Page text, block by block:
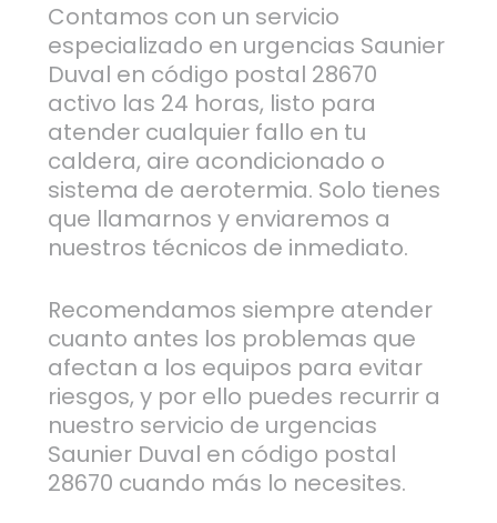
Contamos con un servicio
especializado en urgencias Saunier
Duval en código postal 28670
activo las 24 horas, listo para
atender cualquier fallo en tu
caldera, aire acondicionado o
sistema de aerotermia. Solo tienes
que llamarnos y enviaremos a
nuestros técnicos de inmediato.
Recomendamos siempre atender
cuanto antes los problemas que
afectan a los equipos para evitar
riesgos, y por ello puedes recurrir a
nuestro servicio de urgencias
Saunier Duval en código postal
28670 cuando más lo necesites.